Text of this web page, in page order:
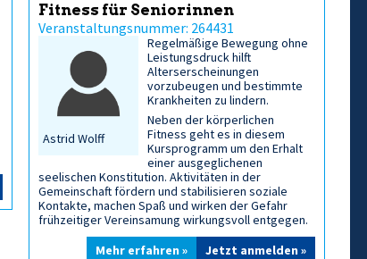
Fitness für Seniorinnen
Veranstaltungsnummer: 264431
Astrid Wolff
Regelmäßige Bewegung ohne
Leistungsdruck hilft
Alterserscheinungen
vorzubeugen und bestimmte
Krankheiten zu lindern.
Neben der körperlichen
Fitness geht es in diesem
Kursprogramm um den Erhalt
einer ausgeglichenen
seelischen Konstitution. Aktivitäten in der
Gemeinschaft fördern und stabilisieren soziale
Kontakte, machen Spaß und wirken der Gefahr
frühzeitiger Vereinsamung wirkungsvoll entgegen.
Jetzt anmelden »
Mehr erfahren »